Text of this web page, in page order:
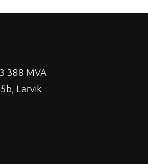
388 MVA
Larvik